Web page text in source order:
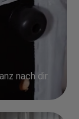
nach dir.